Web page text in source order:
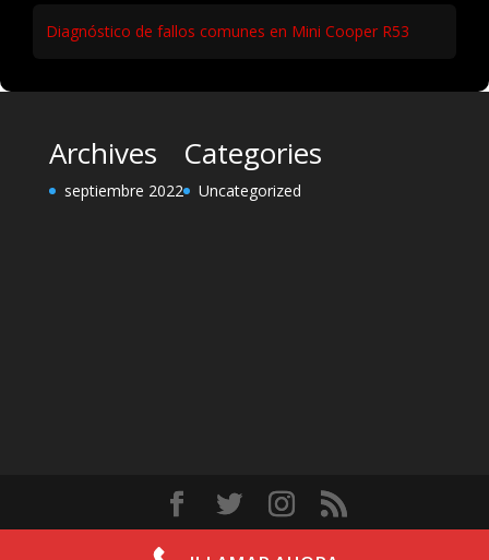
Diagnóstico de fallos comunes en Mini Cooper R53
Archives
septiembre 2022
Categories
Uncategorized